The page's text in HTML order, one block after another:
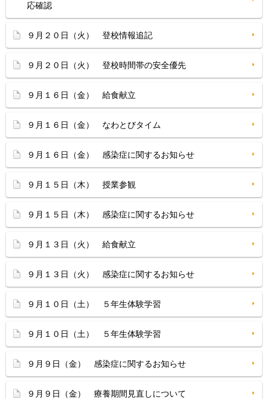
応確認
９月２０日（火） 登校情報追記
９月２０日（火） 登校時間帯の安全優先
９月１６日（金） 給食献立
９月１６日（金） なわとびタイム
９月１６日（金） 感染症に関するお知らせ
９月１５日（木） 授業参観
９月１５日（木） 感染症に関するお知らせ
９月１３日（火） 給食献立
９月１３日（火） 感染症に関するお知らせ
９月１０日（土） ５年生体験学習
９月１０日（土） ５年生体験学習
９月９日（金） 感染症に関するお知らせ
９月９日（金） 療養期間見直しについて